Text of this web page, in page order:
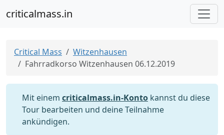
criticalmass.in
Critical Mass
Witzenhausen
Fahrradkorso Witzenhausen 06.12.2019
Mit einem criticalmass.in-Konto kannst du diese
Tour bearbeiten und deine Teilnahme
ankündigen.